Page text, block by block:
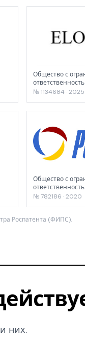
Общество с
№ 1134684 · 2025
Общество с
№ 782186 · 2020
Роспатента (ФИПС).
них.